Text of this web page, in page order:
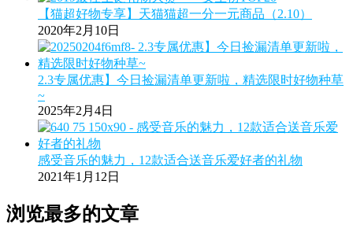
【猫超好物专享】天猫猫超一分一元商品（2.10）
2020年2月10日
2.3专属优惠】今日捡漏清单更新啦，精选限时好物种草
~
2025年2月4日
感受音乐的魅力，12款适合送音乐爱好者的礼物
2021年1月12日
浏览最多的文章